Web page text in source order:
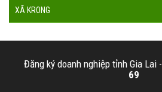
XÃ KRONG
Đăng ký doanh nghiệp tỉnh Gia Lai -
69